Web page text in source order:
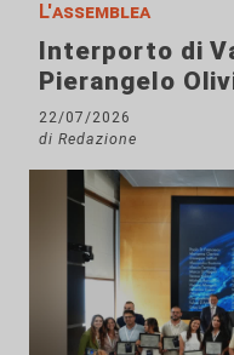
L'assemblea
Interporto di
Pierangelo
22/07/2026
di Redazione